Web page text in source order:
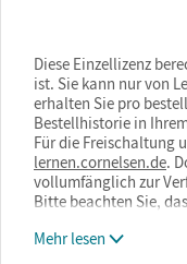
Diese Einzellizenz
ist. Sie kann nur von
erhalten Sie pro
Bestellhistorie in
Für die Freischaltung
lernen.cornelsen.de.
vollumfänglich zur
Bitte beachten Sie,
Mehr lesen